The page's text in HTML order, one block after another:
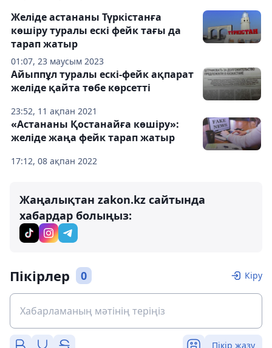
01:07, 23 маусым 2023
Желіде астананы Түркістанға
көшіру туралы ескі фейк тағы да
тарап жатыр
23:52, 11 ақпан 2021
Айыппұл туралы ескі-фейк ақпарат
желіде қайта төбе көрсетті
17:12, 08 ақпан 2022
«Астананы Қостанайға көшіру»:
желіде жаңа фейк тарап жатыр
Жаңалықтан zakon.kz сайтында
хабардар болыңыз:
Пікірлер 0 Кіру
Пікір жазу